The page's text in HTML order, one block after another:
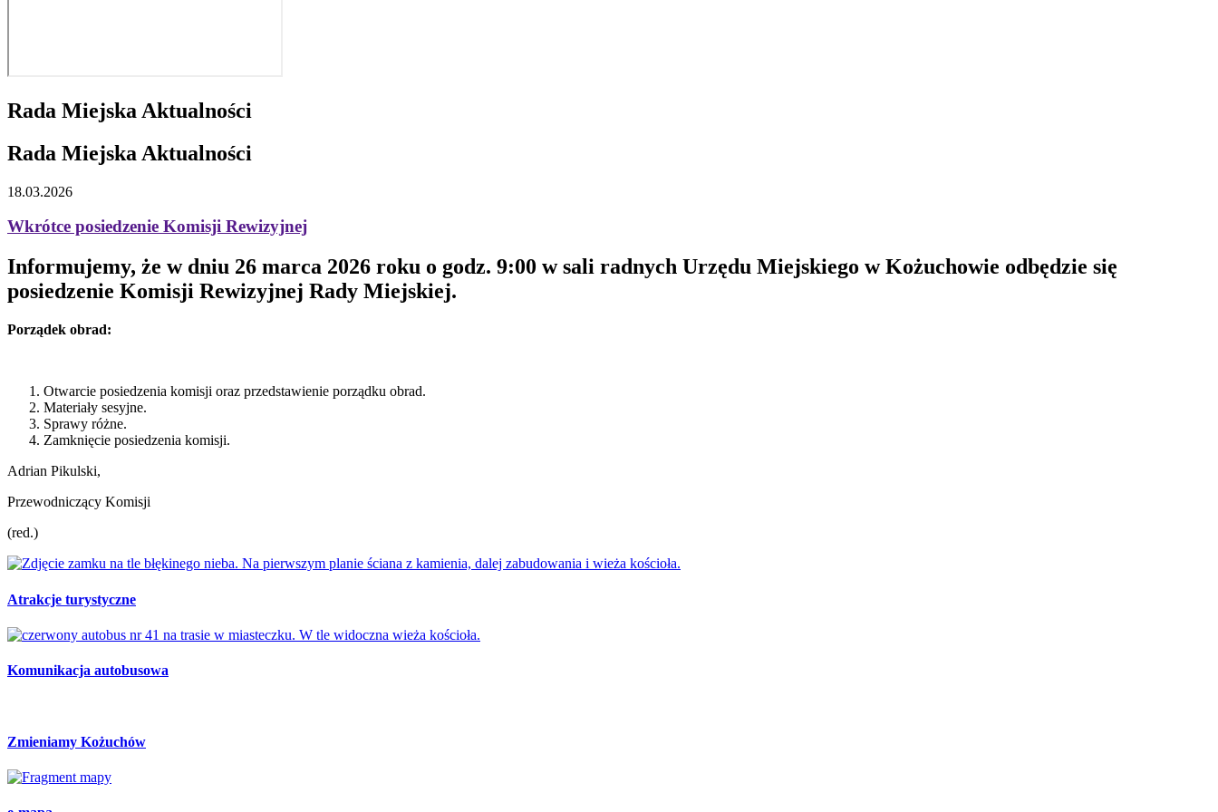
Rada Miejska Aktualności
Rada Miejska Aktualności
18.03.2026
Wkrótce posiedzenie Komisji Rewizyjnej
Informujemy, że w dniu 26 marca 2026 roku o godz. 9:00 w sali radnych Urzędu Miejskiego w Kożuchowie odbędzie się
posiedzenie Komisji Rewizyjnej Rady Miejskiej.
Porządek obrad:
Otwarcie posiedzenia komisji oraz przedstawienie porządku obrad.
Materiały sesyjne.
Sprawy różne.
Zamknięcie posiedzenia komisji.
Adrian Pikulski,
Przewodniczący Komisji
(red.)
Atrakcje turystyczne
Komunikacja autobusowa
Zmieniamy Kożuchów